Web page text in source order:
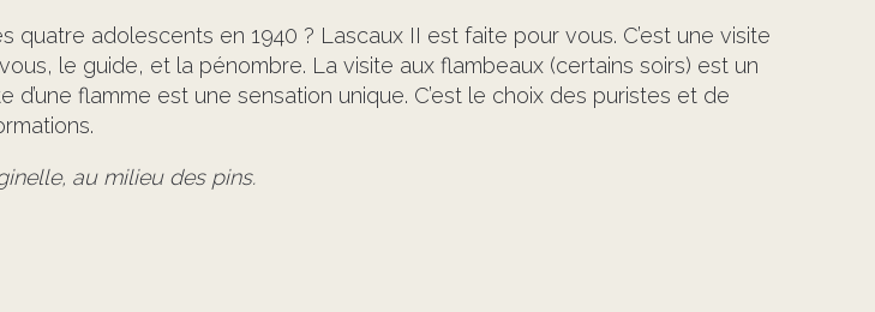
adolescents en 1940 ? Lascaux II est faite pour vous. C’est une visite
le guide, et la pénombre. La visite aux flambeaux (certains soirs) est un
flamme est une sensation unique. C’est le choix des puristes et de
au milieu des pins.